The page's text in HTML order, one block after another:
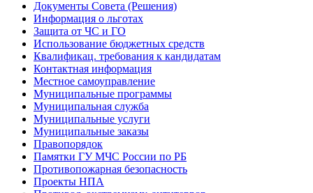
Документы Совета (Решения)
Информация о льготах
Защита от ЧС и ГО
Использование бюджетных средств
Квалификац. требования к кандидатам
Контактная информация
Местное самоуправление
Муниципальные программы
Муниципальная служба
Муниципальные услуги
Муниципальные заказы
Правопорядок
Памятки ГУ МЧС России по РБ
Противопожарная безопасность
Проекты НПА